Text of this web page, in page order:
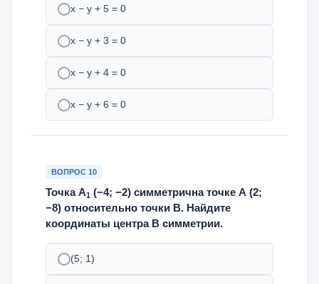
х − у + 5 = 0
х − у + 3 = 0
х − у + 4 = 0
х − у + 6 = 0
ВОПРОС 10
Точка А1 (−4; −2) симметрична точке А (2;
−8) относительно точки В. Найдите
координаты центра В симметрии.
(5; 1)